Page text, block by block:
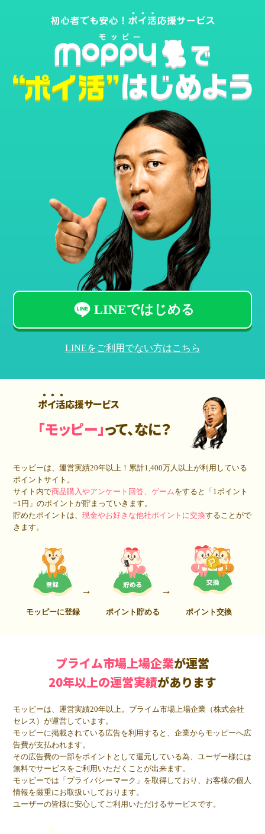
LINEではじめる
LINEをご利用でない方はこちら
ポイ活応援サービス
「モッピー」って、なに？
モッピーは、運営実績20年以上！累計1,400万人 以上が利用している
ポイントサイト。
サイト内で商品購入やアンケート回答、ゲームをすると「1ポイント
=1円」のポイントが貯まっていきます。
貯めたポイントは、現金やお好きな他社ポイントに交換することがで
きます。
モッピーに登録 ポイント貯める ポイント交換
プライム市場上場企業が運営
20年以上の運営実績があります
モッピーは、運営実績20年以上。プライム市場上場企業（株式会社
セレス）が運営しています。
モッピーに掲載されている広告を利用すると、企業からモッピーへ広
告費が支払われます。
その広告費の一部をポイントとして還元している為、ユーザー様には
無料でサービスをご利用いただくことが出来ます。
モッピーでは「プライバシーマーク」を取得しており、お客様の個人
情報を厳重にお取扱いしております。
ユーザーの皆様に安心してご利用いただけるサービスです。